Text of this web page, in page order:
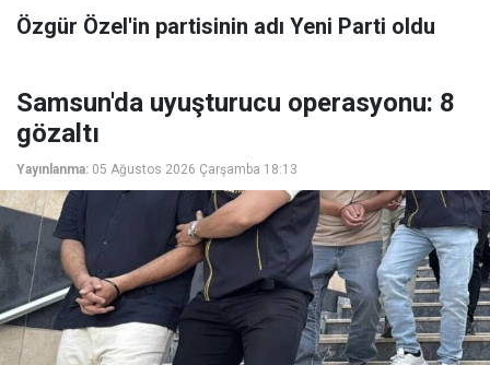
Özgür Özel'in partisinin adı Yeni Parti oldu
Samsun'da uyuşturucu operasyonu: 8
gözaltı
Yayınlanma: 05 Ağustos 2026 Çarşamba 18:13